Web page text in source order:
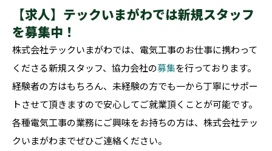
【求人】テックいまがわでは新規スタッフ
を募集中！
株式会社テックいまがわでは、電気工事のお仕事に携わって
くださる新規スタッフ、協力会社の募集を行っております。
経験者の方はもちろん、未経験の方でも一から丁寧にサポー
トさせて頂きますので安心してご就業頂くことが可能です。
各種電気工事の業務にご興味をお持ちの方は、株式会社テッ
クいまがわまでぜひご連絡ください。